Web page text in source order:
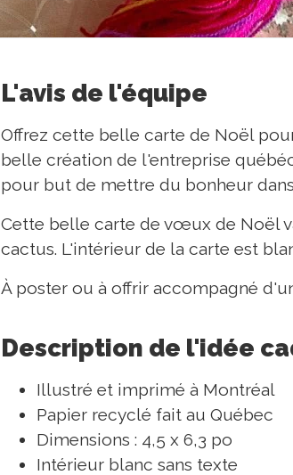
L'avis de l'équipe
Offrez cette belle carte de Noël
belle création de l'entreprise
pour but de mettre du bonheur
Cette belle carte de vœux de Noël
cactus. L'intérieur de la carte est
À poster ou à offrir accompagné
Description de l'idée
Illustré et imprimé à Montréal
Papier recyclé fait au Québec
Dimensions : 4,5 x 6,3 po
Intérieur blanc sans texte